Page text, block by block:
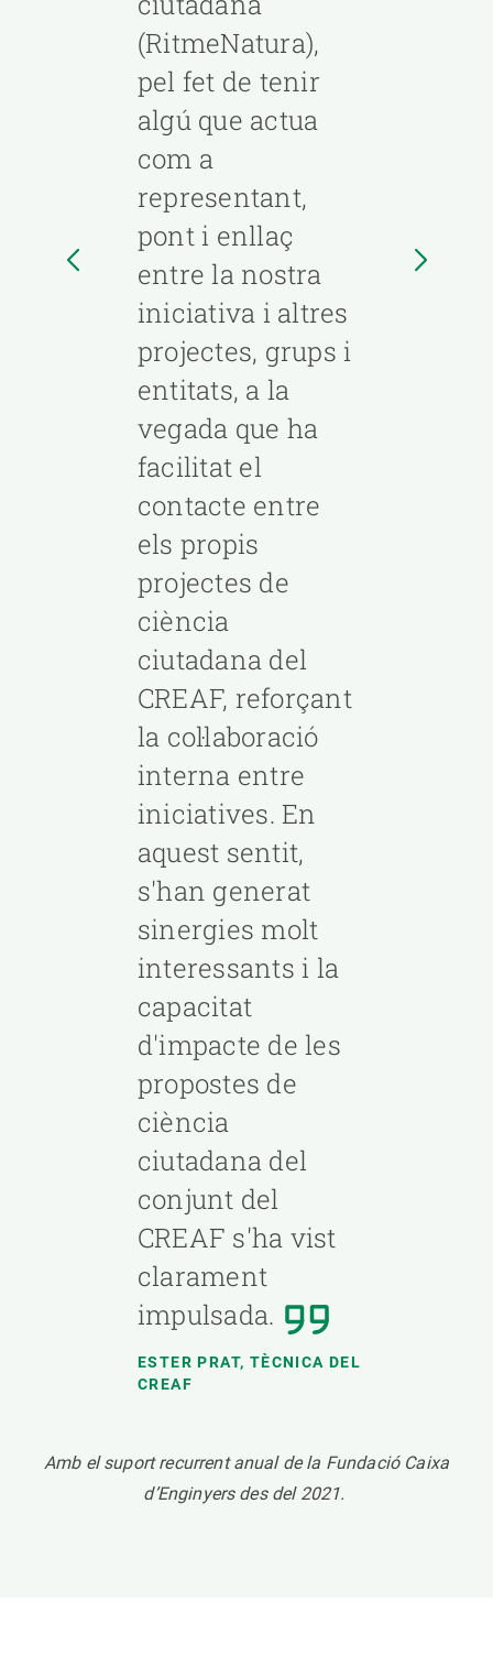
(RitmeNatura),
pel fet de tenir
algú que actua
com a
representant,
pont i enllaç
entre la nostra
iniciativa i altres
projectes, grups i
entitats, a la
vegada que ha
facilitat el
contacte entre
els propis
projectes de
ciència
ciutadana del
CREAF, reforçant
la col·laboració
interna entre
iniciatives. En
aquest sentit,
s'han generat
sinergies molt
interessants i la
capacitat
d'impacte de les
propostes de
ciència
ciutadana del
conjunt del
CREAF s'ha vist
clarament
impulsada.
ESTER PRAT, TÈCNICA DEL
CREAF
Amb el suport recurrent anual de la Fundació Caixa
d’Enginyers des del 2021.